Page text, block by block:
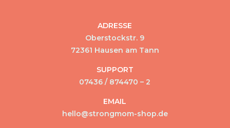
ADRESSE
Oberstockstr. 9
72361 Hausen am Tann
SUPPORT
07436 / 874470 – 2
EMAIL
hello@strongmom-shop.de